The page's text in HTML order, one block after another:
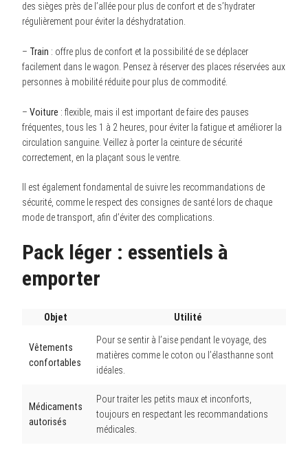
des sièges près de l’allée pour plus de confort et de s’hydrater
régulièrement pour éviter la déshydratation.
– Train : offre plus de confort et la possibilité de se déplacer
facilement dans le wagon. Pensez à réserver des places réservées aux
personnes à mobilité réduite pour plus de commodité.
– Voiture : flexible, mais il est important de faire des pauses
fréquentes, tous les 1 à 2 heures, pour éviter la fatigue et améliorer la
circulation sanguine. Veillez à porter la ceinture de sécurité
correctement, en la plaçant sous le ventre.
Il est également fondamental de suivre les recommandations de
sécurité, comme le respect des consignes de santé lors de chaque
mode de transport, afin d’éviter des complications.
Pack léger : essentiels à
emporter
Objet Utilité
Vêtements
confortables
Pour se sentir à l’aise pendant le voyage, des
matières comme le coton ou l’élasthanne sont
idéales.
Médicaments
autorisés
Pour traiter les petits maux et inconforts,
toujours en respectant les recommandations
médicales.